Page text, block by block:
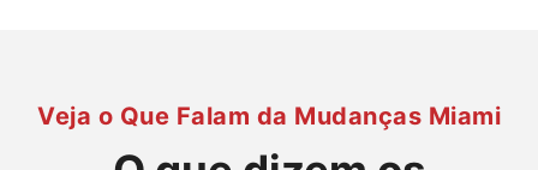
Veja o Que Falam da Mudanças Miami